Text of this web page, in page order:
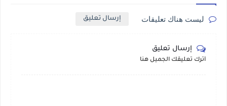
ليست هناك تعليقات إرسال تعليق
إرسال تعليق
أترك تعليقك الجميل هنا